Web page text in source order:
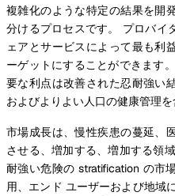
複雑化のような特定の結果を開
分けるプロセスです。 プロバイ
ェアとサービスによって最も利
ーゲットにすることができます
要な利点は改善された忍耐強い
およびよりよい人口の健康管理を
市場成長は、慢性疾患の蔓延、
させる、増加する、増加する領
耐強い危険の stratification の市
用、エンド ユーザーおよび地域